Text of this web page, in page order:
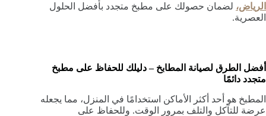
الرياض، لضمان حصولك على مطبخ متجدد بأفضل الحلول
العصرية.
أفضل الطرق لصيانة المطابخ – دليلك للحفاظ على مطبخ
متجدد دائمًا
المطبخ هو أحد أكثر الأماكن استخدامًا في المنزل، مما يجعله
عرضة للتآكل والتلف بمرور الوقت. وللحفاظ على